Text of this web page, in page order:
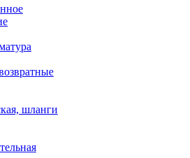
шланги